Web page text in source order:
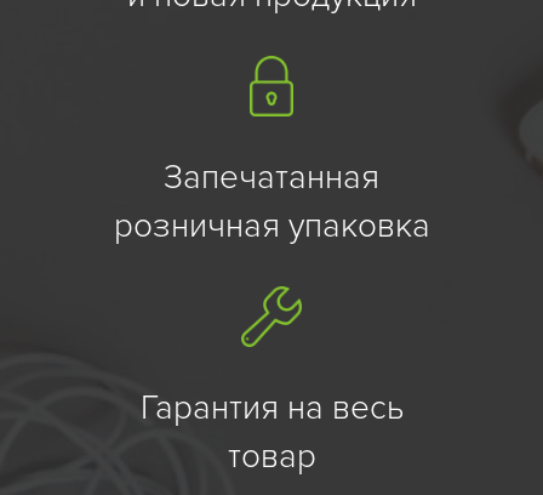
Запечатанная
розничная упаковка
Гарантия на весь
товар